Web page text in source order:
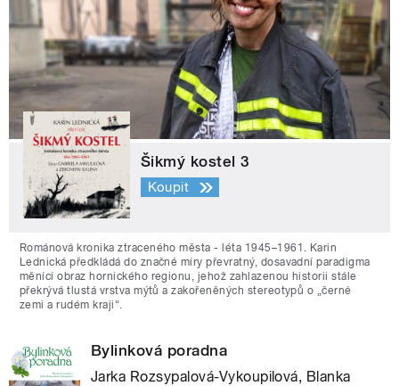
Šikmý kostel 3
Koupit
Románová kronika ztraceného města - léta 1945–1961. Karin
Lednická předkládá do značné míry převratný, dosavadní paradigma
měnící obraz hornického regionu, jehož zahlazenou historii stále
překrývá tlustá vrstva mýtů a zakořeněných stereotypů o „černé
zemi a rudém kraji“.
Bylinková poradna
Jarka Rozsypalová-Vykoupilová, Blanka